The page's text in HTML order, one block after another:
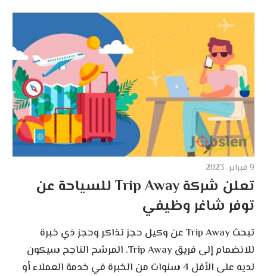
9 فبراير، 2023
تعلن شركة Trip Away للسياحة عن
توفر شاغر وظيفي
تبحث Trip Away عن وكيل حجز تذاكر وحجز ذي خبرة
للانضمام إلى فريق Trip Away. المرشح الناجح سيكون
لديه على الأقل 4 سنوات من الخبرة في خدمة العملاء أو